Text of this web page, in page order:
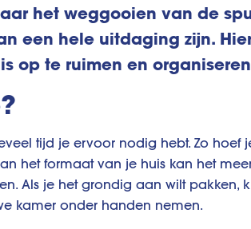
het weggooien van de
een hele uitdaging zijn.
op te ruimen en
tijd je ervoor nodig hebt. Zo hoef
het formaat van je huis kan het
Als je het grondig aan wilt pakken,
kamer onder handen nemen.